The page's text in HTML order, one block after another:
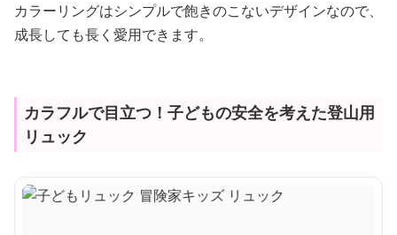
カラーリングはシンプルで飽きのこないデザインなので、
成長しても長く愛用できます。
カラフルで目立つ！子どもの安全を考えた登山用
リュック